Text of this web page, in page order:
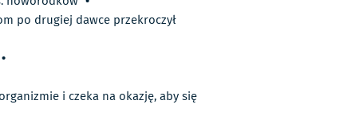
po drugiej dawce przekroczył
•
i czeka na okazję, aby się